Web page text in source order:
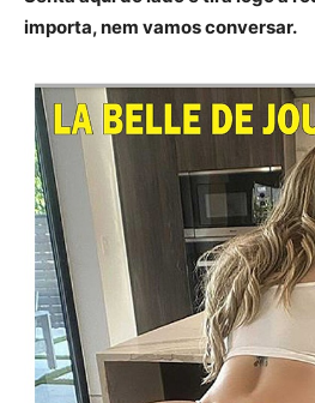
importa, nem vamos conversar.